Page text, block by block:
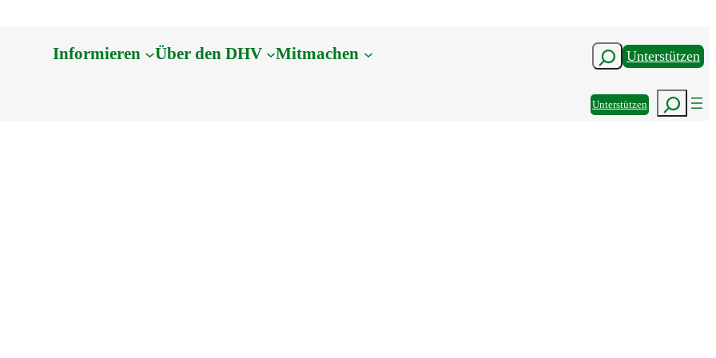
Informieren Über den DHV Mitmachen SuchenUnterstützen
UnterstützenSuchen